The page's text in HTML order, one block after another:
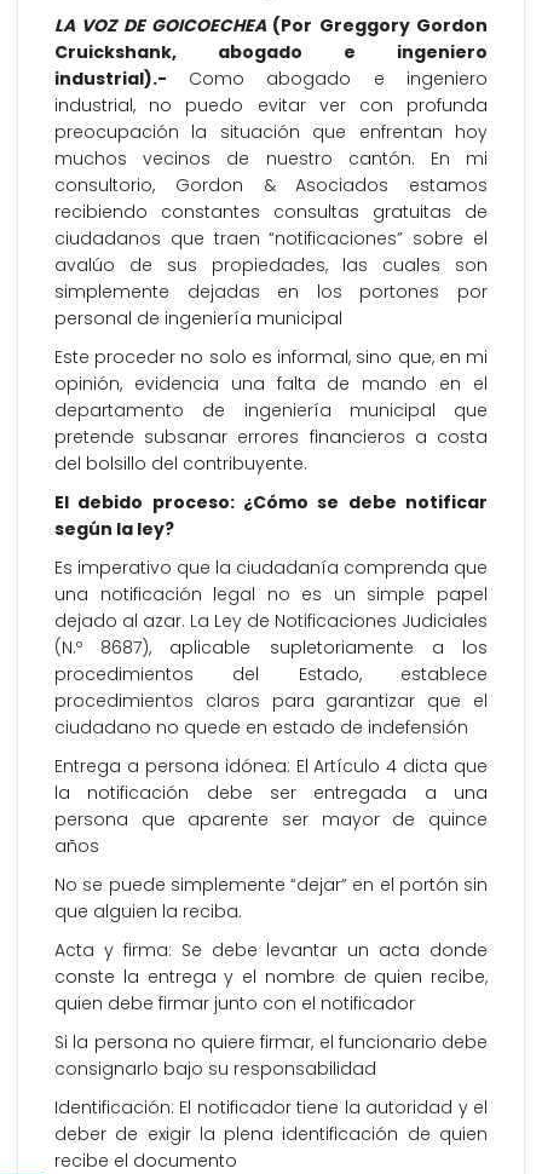
LA VOZ DE GOICOECHEA (Por Greggory Gordon
Cruickshank, abogado e ingeniero
industrial).- Como abogado e ingeniero
industrial, no puedo evitar ver con profunda
preocupación la situación que enfrentan hoy
muchos vecinos de nuestro cantón. En mi
consultorio, Gordon & Asociados estamos
recibiendo constantes consultas gratuitas de
ciudadanos que traen “notificaciones” sobre el
avalúo de sus propiedades, las cuales son
simplemente dejadas en los portones por
personal de ingeniería municipal
Este proceder no solo es informal, sino que, en mi
opinión, evidencia una falta de mando en el
departamento de ingeniería municipal que
pretende subsanar errores financieros a costa
del bolsillo del contribuyente.
El debido proceso: ¿Cómo se debe notificar
según la ley?
Es imperativo que la ciudadanía comprenda que
una notificación legal no es un simple papel
dejado al azar. La Ley de Notificaciones Judiciales
(N.º 8687), aplicable supletoriamente a los
procedimientos del Estado, establece
procedimientos claros para garantizar que el
ciudadano no quede en estado de indefensión
Entrega a persona idónea: El Artículo 4 dicta que
la notificación debe ser entregada a una
persona que aparente ser mayor de quince
años
No se puede simplemente “dejar” en el portón sin
que alguien la reciba.
Acta y firma: Se debe levantar un acta donde
conste la entrega y el nombre de quien recibe,
quien debe firmar junto con el notificador
Si la persona no quiere firmar, el funcionario debe
consignarlo bajo su responsabilidad
Identificación: El notificador tiene la autoridad y el
deber de exigir la plena identificación de quien
recibe el documento